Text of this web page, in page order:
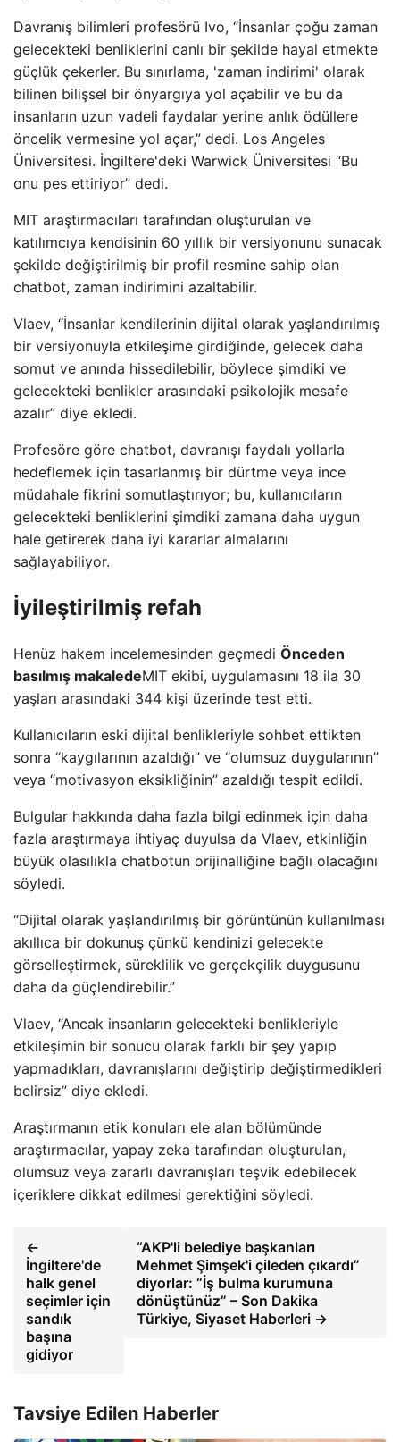
Davranış bilimleri profesörü Ivo, “İnsanlar çoğu zaman
gelecekteki benliklerini canlı bir şekilde hayal etmekte
güçlük çekerler. Bu sınırlama, 'zaman indirimi' olarak
bilinen bilişsel bir önyargıya yol açabilir ve bu da
insanların uzun vadeli faydalar yerine anlık ödüllere
öncelik vermesine yol açar,” dedi. Los Angeles
Üniversitesi. İngiltere'deki Warwick Üniversitesi “Bu
onu pes ettiriyor” dedi.
MIT araştırmacıları tarafından oluşturulan ve
katılımcıya kendisinin 60 yıllık bir versiyonunu sunacak
şekilde değiştirilmiş bir profil resmine sahip olan
chatbot, zaman indirimini azaltabilir.
Vlaev, “İnsanlar kendilerinin dijital olarak yaşlandırılmış
bir versiyonuyla etkileşime girdiğinde, gelecek daha
somut ve anında hissedilebilir, böylece şimdiki ve
gelecekteki benlikler arasındaki psikolojik mesafe
azalır” diye ekledi.
Profesöre göre chatbot, davranışı faydalı yollarla
hedeflemek için tasarlanmış bir dürtme veya ince
müdahale fikrini somutlaştırıyor; bu, kullanıcıların
gelecekteki benliklerini şimdiki zamana daha uygun
hale getirerek daha iyi kararlar almalarını
sağlayabiliyor.
İyileştirilmiş refah
Henüz hakem incelemesinden geçmedi Önceden
basılmış makaledeMIT ekibi, uygulamasını 18 ila 30
yaşları arasındaki 344 kişi üzerinde test etti.
Kullanıcıların eski dijital benlikleriyle sohbet ettikten
sonra “kaygılarının azaldığı” ve “olumsuz duygularının”
veya “motivasyon eksikliğinin” azaldığı tespit edildi.
Bulgular hakkında daha fazla bilgi edinmek için daha
fazla araştırmaya ihtiyaç duyulsa da Vlaev, etkinliğin
büyük olasılıkla chatbotun orijinalliğine bağlı olacağını
söyledi.
“Dijital olarak yaşlandırılmış bir görüntünün kullanılması
akıllıca bir dokunuş çünkü kendinizi gelecekte
görselleştirmek, süreklilik ve gerçekçilik duygusunu
daha da güçlendirebilir.”
Vlaev, “Ancak insanların gelecekteki benlikleriyle
etkileşimin bir sonucu olarak farklı bir şey yapıp
yapmadıkları, davranışlarını değiştirip değiştirmedikleri
belirsiz” diye ekledi.
Araştırmanın etik konuları ele alan bölümünde
araştırmacılar, yapay zeka tarafından oluşturulan,
olumsuz veya zararlı davranışları teşvik edebilecek
içeriklere dikkat edilmesi gerektiğini söyledi.
←
İngiltere'de
halk genel
seçimler için
sandık
başına
gidiyor
“AKP'li belediye başkanları
Mehmet Şimşek'i çileden çıkardı”
diyorlar: “İş bulma kurumuna
dönüştünüz” – Son Dakika
Türkiye, Siyaset Haberleri →
Tavsiye Edilen Haberler